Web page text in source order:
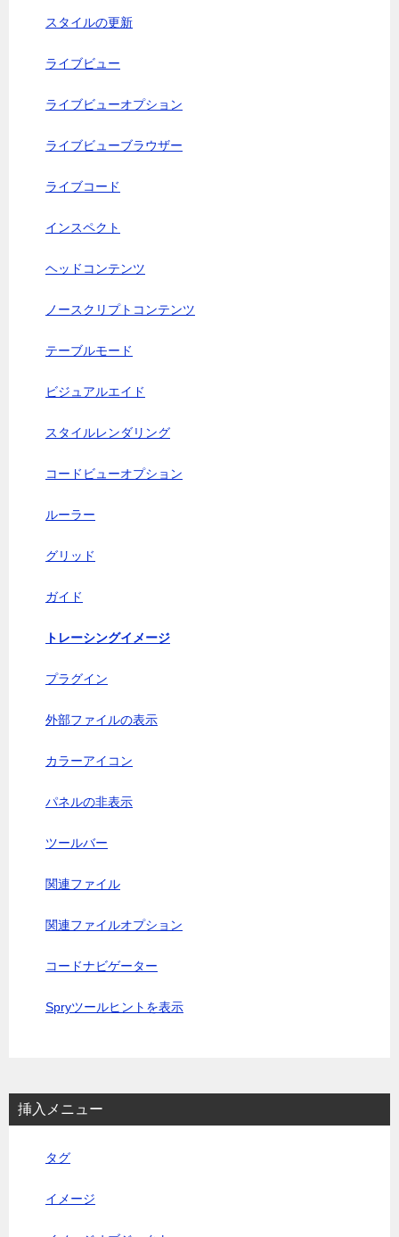
スタイルの更新
ライブビュー
ライブビューオプション
ライブビューブラウザー
ライブコード
インスペクト
ヘッドコンテンツ
ノースクリプトコンテンツ
テーブルモード
ビジュアルエイド
スタイルレンダリング
コードビューオプション
ルーラー
グリッド
ガイド
トレーシングイメージ
プラグイン
外部ファイルの表示
カラーアイコン
パネルの非表示
ツールバー
関連ファイル
関連ファイルオプション
コードナビゲーター
Spryツールヒントを表示
挿入メニュー
タグ
イメージ